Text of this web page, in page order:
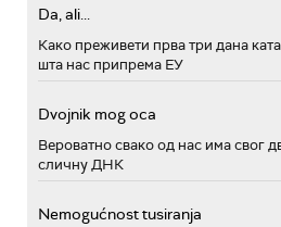
Da, ali...
Како преживети прва три дана
шта нас припрема ЕУ
Dvojnik mog oca
Вероватно свако од нас има свог
сличну ДНК
Nemogućnost tusiranja